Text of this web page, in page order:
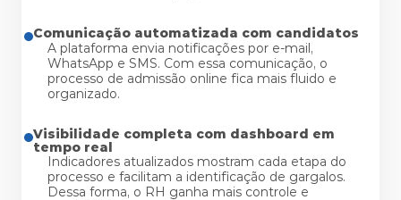
Comunicação automatizada com candidatos
A plataforma envia notificações por e-mail,
WhatsApp e SMS. Com essa comunicação, o
processo de admissão online fica mais fluido e
organizado.
Visibilidade completa com dashboard em
tempo real
Indicadores atualizados mostram cada etapa do
processo e facilitam a identificação de gargalos.
Dessa forma, o RH ganha mais controle e